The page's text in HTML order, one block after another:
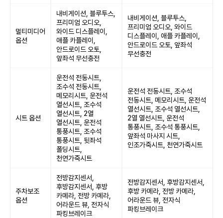
멀티미디어
옵션
내비게이션, 블루투스,
프리미엄 오디오,
와이드 디스플레이,
애플 카플레이,
안드로이드 오토,
앞좌석 무선충전
내비게이션, 블루투스,
프리미엄 오디오, 와이드
디스플레이, 애플 카플레이,
안드로이드 오토, 앞좌석
무선충전
시트 옵션
운전석 전동시트,
조수석 전동시트,
메모리시트, 운전석
열선시트, 조수석
열선시트, 2열
열선시트, 운전석
통풍시트, 조수석
통풍시트, 뒷좌석
폴딩시트,
천연가죽시트
운전석 전동시트, 조수석
전동시트, 메모리시트, 운전석
열선시트, 조수석 열선시트,
2열 열선시트, 운전석
통풍시트, 조수석 통풍시트,
앞좌석 마사지 시트,
인조가죽시트, 천연가죽시트
주차보조
옵션
전방감지센서,
후방감지센서, 후방
카메라, 전방 카메라,
어라운드 뷰, 전자식
파킹브레이크
전방감지센서, 후방감지센서,
후방 카메라, 전방 카메라,
어라운드 뷰, 전자식
파킹브레이크